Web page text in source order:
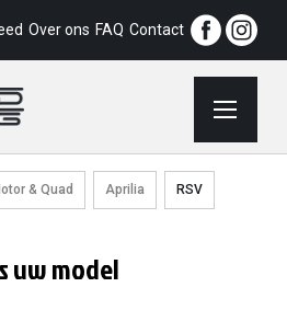
Over ons FAQ Contact
& Quad Aprilia RSV
uw model